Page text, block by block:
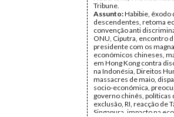
Bakom-PKB, violência
mussulmanos.
Data:Fevereiro de 1998
1998
Fundo:Arquivo da
Timorense - TAPOL
Tipo Documental:
Página(s):28
Tribune.
Assunto:Habibie, êxodo
descendentes, retoma
convenção anti
ONU, Ciputra, encontro
presidente com os
económicos chineses,
em Hong Kong contra
na Indonésia, Direitos
massacres de maio,
socio-económica,
governo chinês, políticas
exclusão, RI, reacção de
Singapura, impacto na